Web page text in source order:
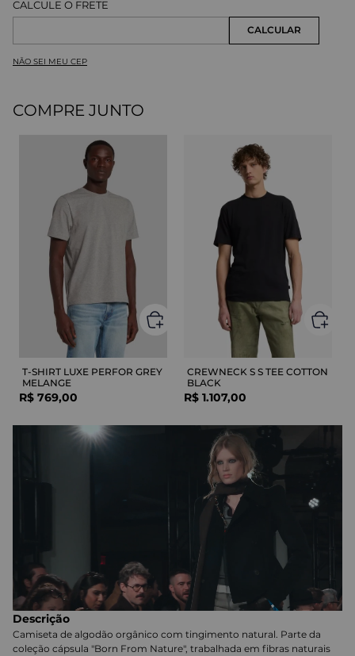
NÃO SEI MEU CEP
COMPRE JUNTO
T-SHIRT LUXE PERFOR GREY
MELANGE
R$ 769,00
CREWNECK S S TEE COTTON
BLACK
R$ 1.107,00
Descrição
Camiseta de algodão orgânico com tingimento natural. Parte da
coleção cápsula "Born From Nature", trabalhada em fibras naturais